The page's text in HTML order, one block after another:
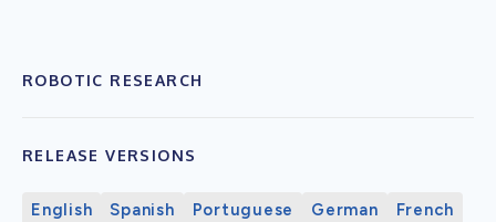
ROBOTIC RESEARCH
RELEASE VERSIONS
English Spanish Portuguese German
French